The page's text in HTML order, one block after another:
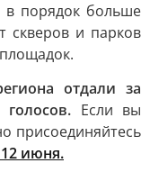
порядок больше
скверов и парков
отдали за
Если вы
присоединяйтесь
июня.